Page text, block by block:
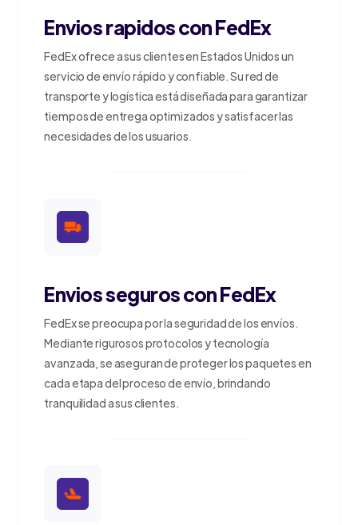
Envios rapidos con FedEx
FedEx ofrece a sus clientes en Estados Unidos un
servicio de envío rápido y confiable. Su red de
transporte y logística está diseñada para garantizar
tiempos de entrega optimizados y satisfacer las
necesidades de los usuarios.
Envios seguros con FedEx
FedEx se preocupa por la seguridad de los envíos.
Mediante rigurosos protocolos y tecnología
avanzada, se aseguran de proteger los paquetes en
cada etapa del proceso de envío, brindando
tranquilidad a sus clientes.